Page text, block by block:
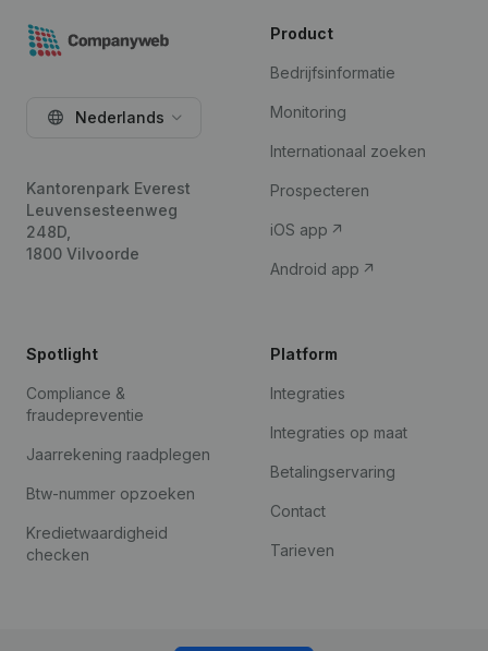
Nederlands
Kantorenpark Everest
Leuvensesteenweg
248D,
1800 Vilvoorde
Product
Bedrijfsinformatie
Monitoring
Internationaal zoeken
Prospecteren
iOS app
Android app
Spotlight
Compliance &
fraudepreventie
Jaarrekening raadplegen
Btw-nummer opzoeken
Kredietwaardigheid
checken
Platform
Integraties
Integraties op maat
Betalingservaring
Contact
Tarieven